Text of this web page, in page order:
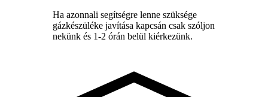
Ha azonnali segítségre lenne szüksége
gázkészüléke javítása kapcsán csak szóljon
nekünk és 1-2 órán belül kiérkezünk.